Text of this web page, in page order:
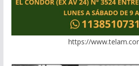
https://